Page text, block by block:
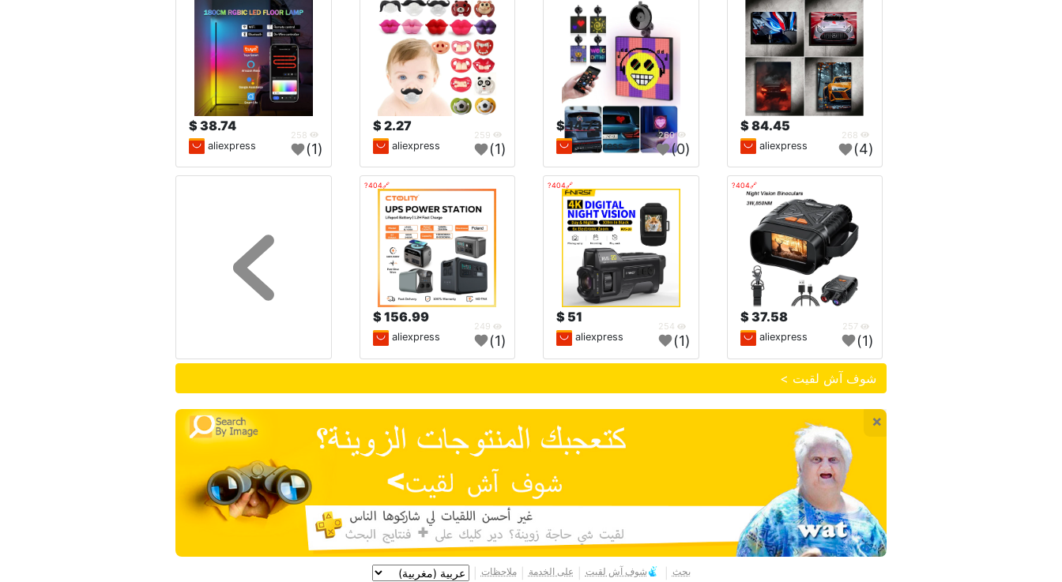
84.45 $
aliexpress (4)
14.73 $
260
aliexpress (0)
2.27 $
aliexpress (1)
38.74 $
aliexpress (1)
🔗404?
37.58 $
aliexpress (1)
🔗404?
51 $
aliexpress (1)
🔗404?
156.99 $
aliexpress (1)
شوف آش لقيت >
×
بحث شوف آش لقيت على الخدمة ملاحظات